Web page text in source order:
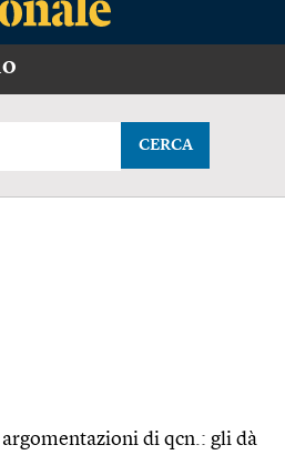
CERCA
di qcn. : gli dà